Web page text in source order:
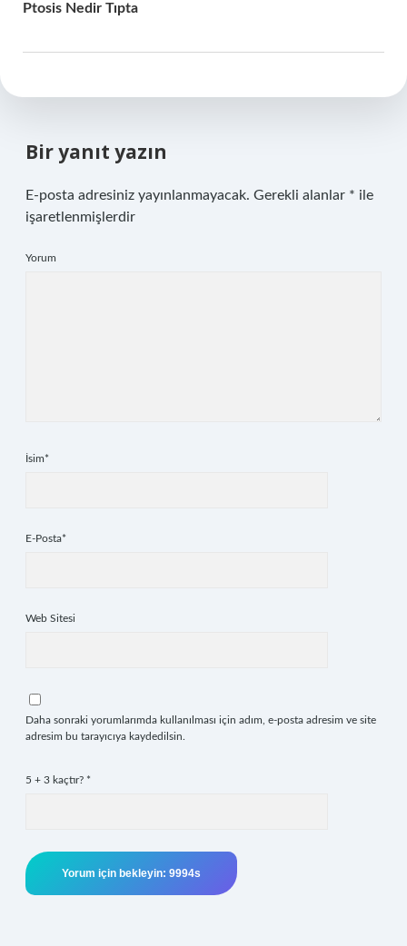
Ptosis Nedir Tıpta
Bir yanıt yazın
E-posta adresiniz yayınlanmayacak. Gerekli alanlar * ile
işaretlenmişlerdir
Yorum
İsim*
E-Posta*
Web Sitesi
Daha sonraki yorumlarımda kullanılması için adım, e-posta adresim ve site
adresim bu tarayıcıya kaydedilsin.
5 + 3 kaçtır? *